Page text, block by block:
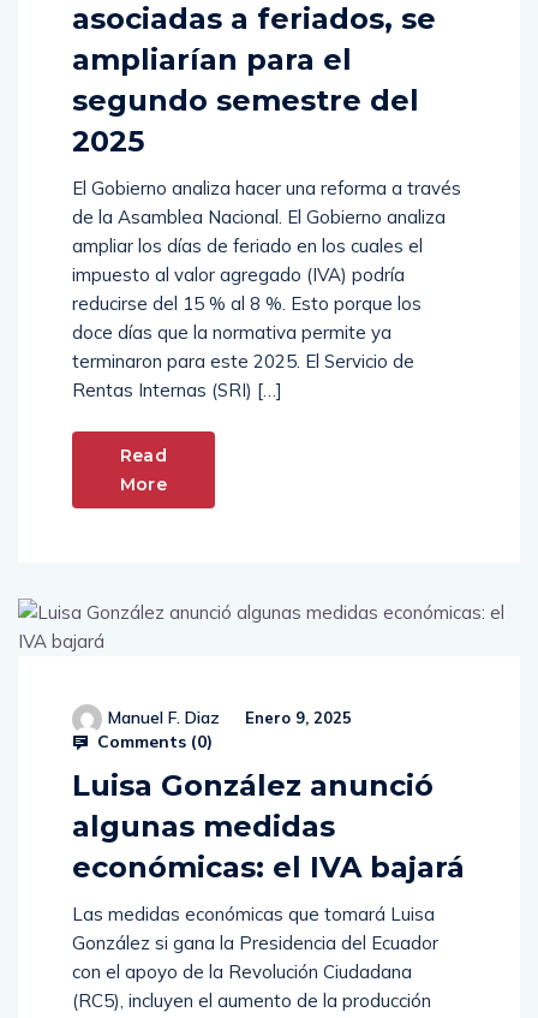
asociadas a feriados, se
ampliarían para el
segundo semestre del
2025
El Gobierno analiza hacer una reforma a través
de la Asamblea Nacional. El Gobierno analiza
ampliar los días de feriado en los cuales el
impuesto al valor agregado (IVA) podría
reducirse del 15 % al 8 %. Esto porque los
doce días que la normativa permite ya
terminaron para este 2025. El Servicio de
Rentas Internas (SRI) […]
Read
More
Manuel F. Diaz Enero 9, 2025
Comments (0)
Luisa González anunció
algunas medidas
económicas: el IVA bajará
Las medidas económicas que tomará Luisa
González si gana la Presidencia del Ecuador
con el apoyo de la Revolución Ciudadana
(RC5), incluyen el aumento de la producción